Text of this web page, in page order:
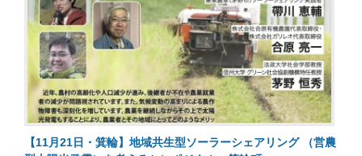
【11月21日・箕輪】地域共生型ソーラーシェアリング （営農